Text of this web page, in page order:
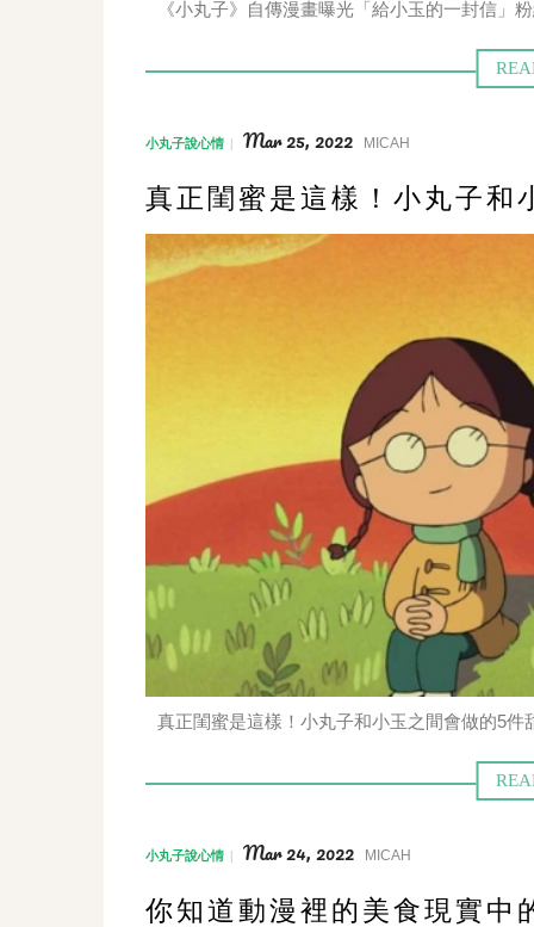
《小丸子》自傳漫畫曝光「給小玉的一封信」
小丸子說心情 Mar 25, 2022 MICAH
真正閨蜜是這樣！小丸子和
真正閨蜜是這樣！小丸子和小玉之間會做的5件
小丸子說心情 Mar 24, 2022 MICAH
你知道動漫裡的美食現實中